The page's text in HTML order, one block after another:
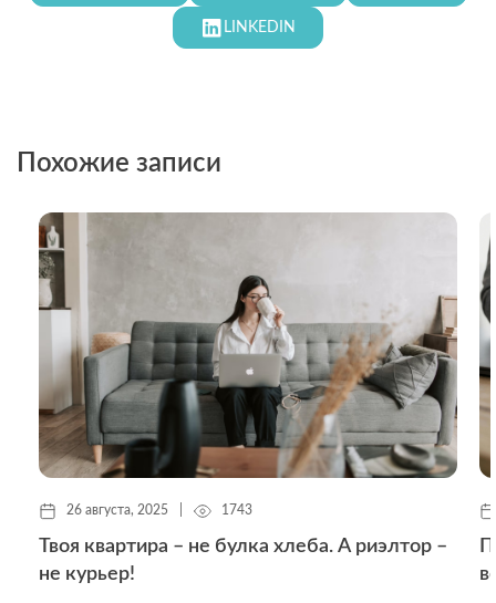
LINKEDIN
Похожие записи
26 августа, 2025 1743
Твоя квартира – не булка хлеба. А риэлтор –
не курьер!